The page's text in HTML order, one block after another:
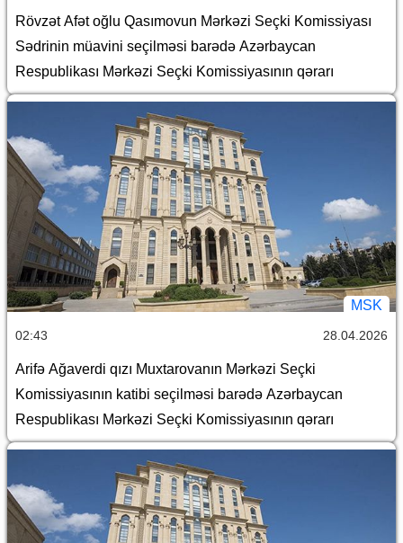
Rövzət Afət oğlu Qasımovun Mərkəzi Seçki Komissiyası
Sədrinin müavini seçilməsi barədə Azərbaycan
Respublikası Mərkəzi Seçki Komissiyasının qərarı
MSK
02:43 28.04.2026
Arifə Ağaverdi qızı Muxtarovanın Mərkəzi Seçki
Komissiyasının katibi seçilməsi barədə Azərbaycan
Respublikası Mərkəzi Seçki Komissiyasının qərarı